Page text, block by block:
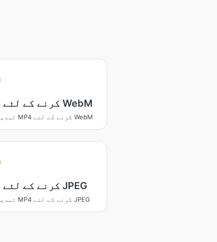
MP4 کرنے کے لئے WebM
تبدیل کریں MP4 کرنے کے لئے WebM
MP4 کرنے کے لئے JPEG
تبدیل کریں MP4 کرنے کے لئے JPEG